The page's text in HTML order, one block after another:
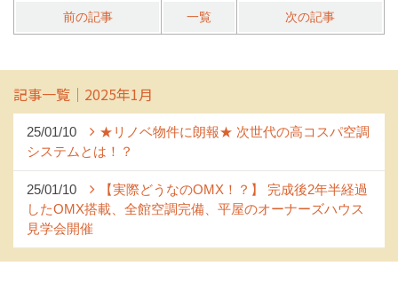
前の記事 一覧 次の記事
記事一覧｜2025年1月
25/01/10
★リノベ物件に朗報★ 次世代の高コスパ空調
システムとは！？
25/01/10
【実際どうなのOMX！？】 完成後2年半経過
したOMX搭載、全館空調完備、平屋のオーナーズハウス
見学会開催